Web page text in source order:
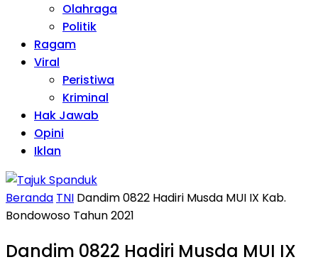
Olahraga
Politik
Ragam
Viral
Peristiwa
Kriminal
Hak Jawab
Opini
Iklan
Beranda TNI Dandim 0822 Hadiri Musda MUI IX Kab.
Bondowoso Tahun 2021
Dandim 0822 Hadiri Musda MUI IX